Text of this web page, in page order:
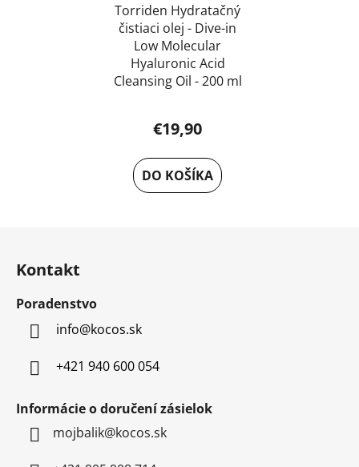
Torriden Hydratačný
čistiaci olej - Dive-in
Low Molecular
Hyaluronic Acid
Cleansing Oil - 200 ml
€19,90
DO KOŠÍKA
Kontakt
Poradenstvo
info@kocos.sk
+421 940 600 054
Informácie o doručení zásielok
mojbalik@kocos.sk